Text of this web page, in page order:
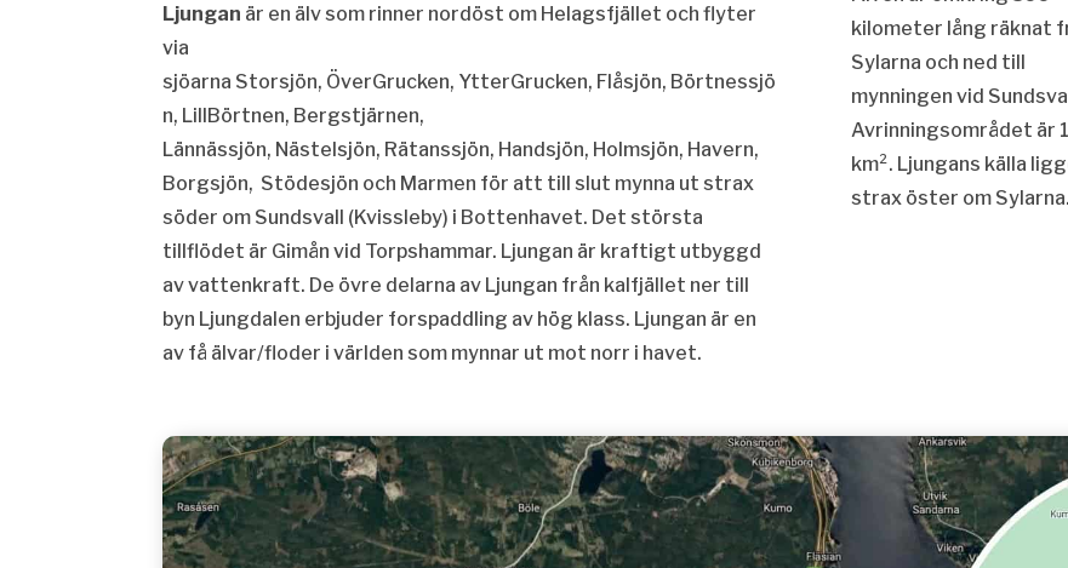
Ljungan är en älv som rinner nordöst om Helagsfjället och flyter
via
sjöarna Storsjön, ÖverGrucken, YtterGrucken, Flåsjön, Börtnessjö
n, LillBörtnen, Bergstjärnen,
Lännässjön, Nästelsjön, Rätanssjön, Handsjön, Holmsjön, Havern,
Borgsjön, Stödesjön och Marmen för att till slut mynna ut strax
söder om Sundsvall (Kvissleby) i Bottenhavet. Det största
tillflödet är Gimån vid Torpshammar. Ljungan är kraftigt utbyggd
avvattenkraft. De övre delarna av Ljungan från kalfjället ner till
byn Ljungdalen erbjuder forspaddling av hög klass. Ljungan är en
av få älvar/floder i världen som mynnar ut mot norr i havet.
kilometer lång räknat
Sylarna och ned till
mynningen vid
Avrinningsområdet är
km². Ljungans källa
strax öster om Sylarna.